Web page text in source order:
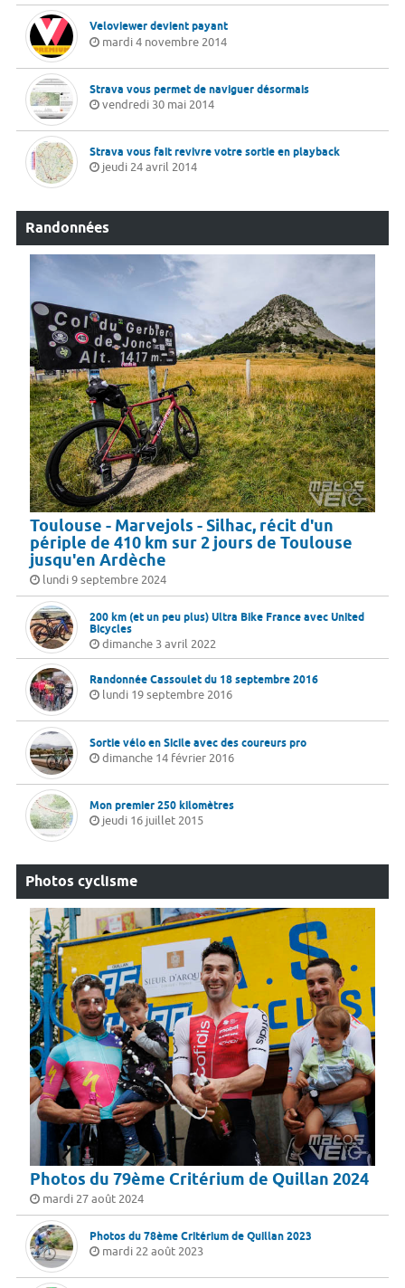
Veloviewer devient payant
mardi 4 novembre 2014
Strava vous permet de naviguer désormais
vendredi 30 mai 2014
Strava vous fait revivre votre sortie en playback
jeudi 24 avril 2014
Randonnées
Toulouse - Marvejols - Silhac, récit d'un
périple de 410 km sur 2 jours de Toulouse
jusqu'en Ardèche
lundi 9 septembre 2024
200 km (et un peu plus) Ultra Bike France avec United
Bicycles
dimanche 3 avril 2022
Randonnée Cassoulet du 18 septembre 2016
lundi 19 septembre 2016
Sortie vélo en Sicile avec des coureurs pro
dimanche 14 février 2016
Mon premier 250 kilomètres
jeudi 16 juillet 2015
Photos cyclisme
Photos du 79ème Critérium de Quillan 2024
mardi 27 août 2024
Photos du 78ème Critérium de Quillan 2023
mardi 22 août 2023